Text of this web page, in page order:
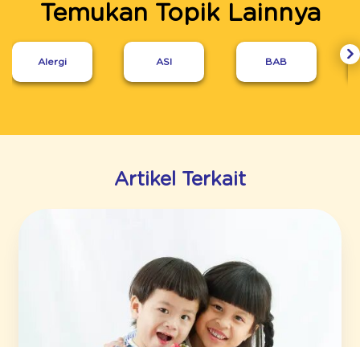
Temukan Topik Lainnya
Alergi ASI BAB
Artikel Terkait